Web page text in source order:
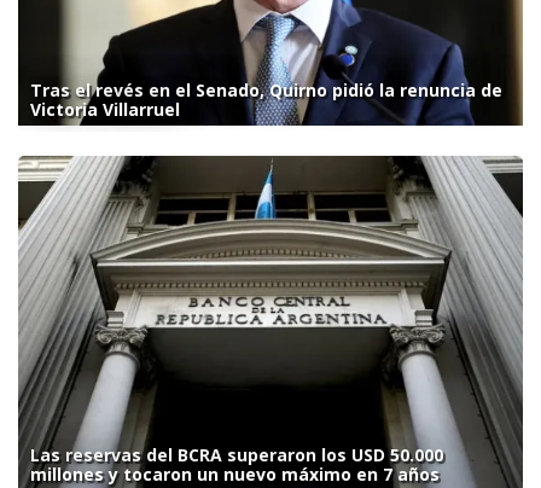
Tras el revés en el Senado, Quirno pidió la renuncia de
Victoria Villarruel
Las reservas del BCRA superaron los USD 50.000
millones y tocaron un nuevo máximo en 7 años